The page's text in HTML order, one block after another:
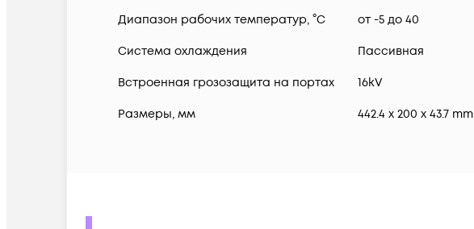
Диапазон рабочих температур, °C
от -5 до 40
Система охлаждения Пассивная
Встроенная грозозащита на портах 16kV
Размеры, мм 442.4 x 200 x 43.7 mm